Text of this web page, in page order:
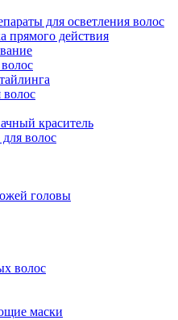
для осветления волос
прямого действия
волос
краситель
волос
головы
волос
маски